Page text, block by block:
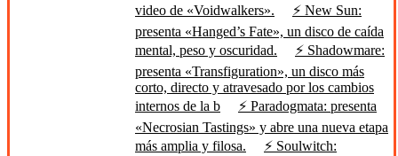
video de «Voidwalkers».
⚡ New Sun:
presenta «Hanged’s Fate», un disco de caída
mental, peso y oscuridad.
⚡ Shadowmare:
presenta «Transfiguration», un disco más
corto, directo y atravesado por los cambios
internos de la b
⚡ Paradogmata: presenta
«Necrosian Tastings» y abre una nueva etapa
más amplia y filosa.
⚡ Soulwitch: